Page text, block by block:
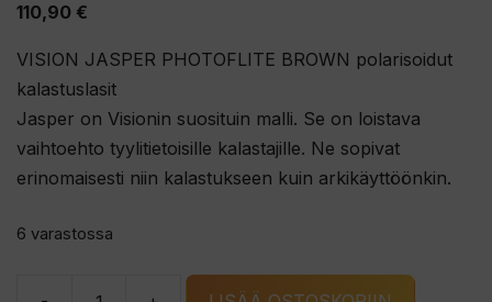
110,90 €
VISION JASPER PHOTOFLITE BROWN polarisoidut
kalastuslasit
Jasper on Visionin suosituin malli. Se on loistava
vaihtoehto tyylitietoisille kalastajille. Ne sopivat
erinomaisesti niin kalastukseen kuin arkikäyttöönkin.
6 varastossa